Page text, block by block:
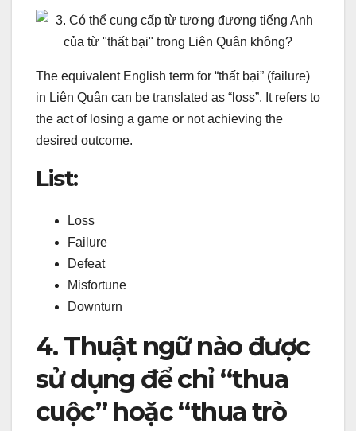
The equivalent English term for “thất bại” (failure)
in Liên Quân can be translated as “loss”. It refers to
the act of losing a game or not achieving the
desired outcome.
List:
Loss
Failure
Defeat
Misfortune
Downturn
4. Thuật ngữ nào được
sử dụng để chỉ “thua
cuộc” hoặc “thua trò